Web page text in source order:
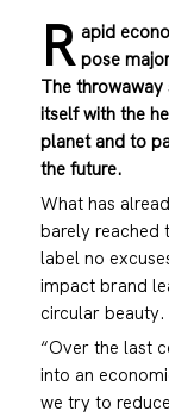
R apid
pose
The
itself with the
planet and to
the future.
What has
barely reached
label no
impact brand
circular beauty.
“Over the last
into an
we try to